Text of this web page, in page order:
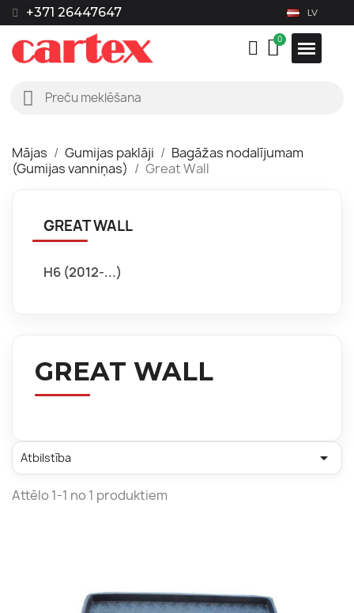
+371 26447647 LV
Mājas Gumijas paklāji
Bagāžas nodalījumam
(Gumijas vanniņas)
Great Wall
GREAT WALL
H6 (2012-...)
GREAT WALL
Atbilstība 
Attēlo 1-1 no 1 produktiem